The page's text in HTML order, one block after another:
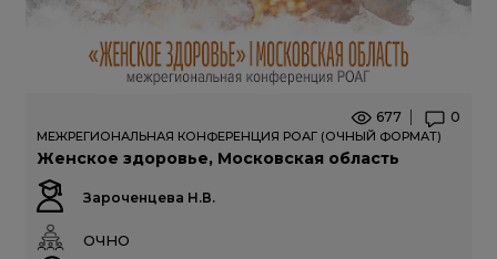
677 0
МЕЖРЕГИОНАЛЬНАЯ КОНФЕРЕНЦИЯ РОАГ (ОЧНЫЙ ФОРМАТ)
Женское здоровье, Московская область
Зароченцева Н.В.
ОЧНО